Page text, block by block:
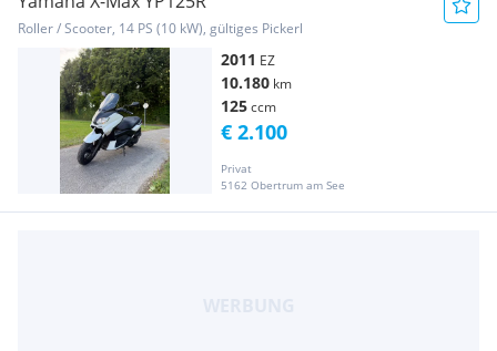
Roller / Scooter, 14 PS (10 kW), gültiges Pickerl
2011 EZ
10.180 km
125ccm
Privat
5162 Obertrum am See
€ 2.100